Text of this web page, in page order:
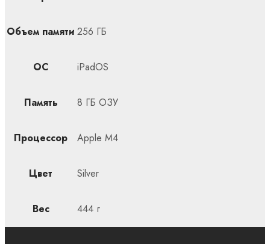
Объем памяти 256 ГБ
ОС iPadOS
Память 8 ГБ ОЗУ
Процессор Apple M4
Цвет Silver
Вес 444 г